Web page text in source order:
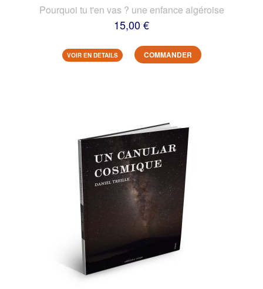
Pourquoi tu t'en vas ? une enfance algéroise
15,00 €
VOIR EN DETAILS COMMANDER